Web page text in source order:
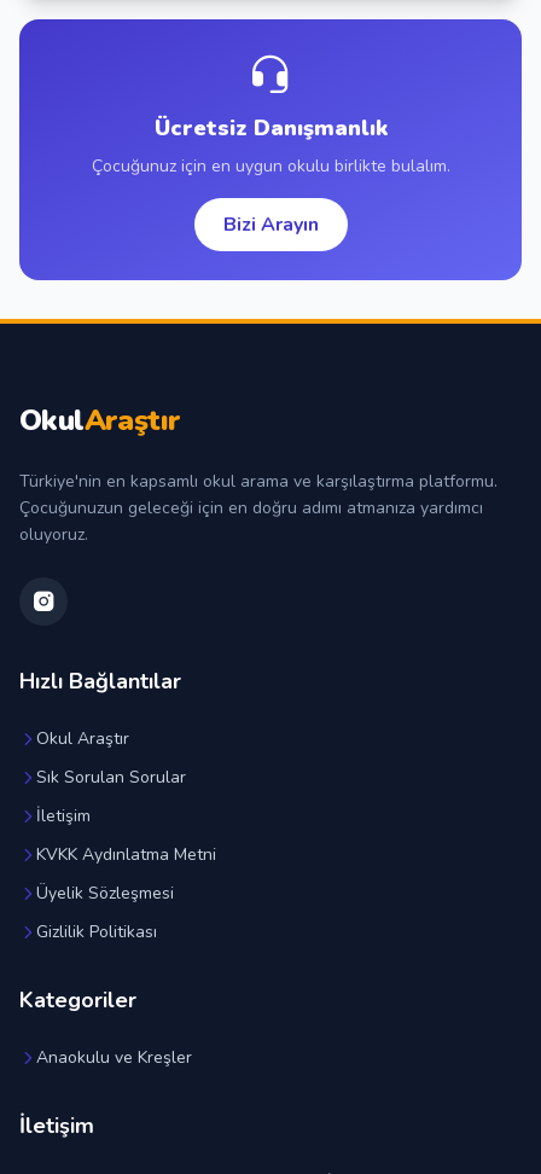
Ücretsiz Danışmanlık
Çocuğunuz için en uygun okulu birlikte bulalım.
Bizi Arayın
OkulAraştır
Türkiye'nin en kapsamlı okul arama ve karşılaştırma platformu.
Çocuğunuzun geleceği için en doğru adımı atmanıza yardımcı
oluyoruz.
Hızlı Bağlantılar
Okul Araştır
Sık Sorulan Sorular
İletişim
KVKK Aydınlatma Metni
Üyelik Sözleşmesi
Gizlilik Politikası
Kategoriler
Anaokulu ve Kreşler
İletişim